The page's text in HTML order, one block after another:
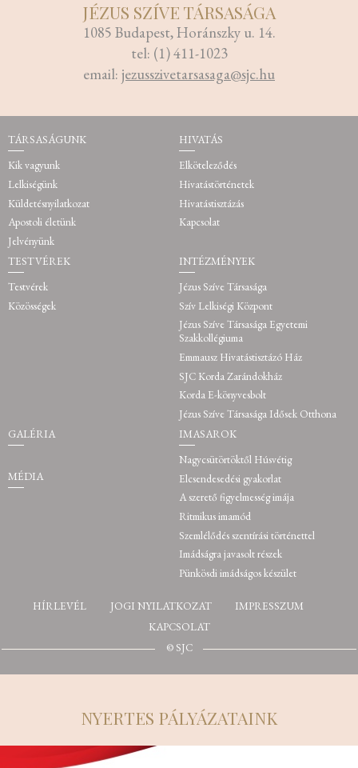
JÉZUS SZÍVE TÁRSASÁGA
1085 Budapest, Horánszky u. 14.
tel: (1) 411-1023
email: jezusszivetarsasaga@sjc.hu
TÁRSASÁGUNK
Kik vagyunk
Lelkiségünk
Küldetésnyilatkozat
Apostoli életünk
Jelvényünk
HIVATÁS
Elköteleződés
Hivatástörténetek
Hivatástisztázás
Kapcsolat
TESTVÉREK
Testvérek
Közösségek
INTÉZMÉNYEK
Jézus Szíve Társasága
Szív Lelkiségi Központ
Jézus Szíve Társasága Egyetemi
Szakkollégiuma
Emmausz Hivatástisztázó Ház
SJC Korda Zarándokház
Korda E-könyvesbolt
Jézus Szíve Társasága Idősek Otthona
GALÉRIA
MÉDIA
IMASAROK
Nagycsütörtöktől Húsvétig
Elcsendesedési gyakorlat
A szerető figyelmesség imája
Ritmikus imamód
Szemlélődés szentírási történettel
Imádságra javasolt részek
Pünkösdi imádságos készület
HÍRLEVÉL JOGI NYILATKOZAT
IMPRESSZUM
KAPCSOLAT
© SJC
NYERTES PÁLYÁZATAINK